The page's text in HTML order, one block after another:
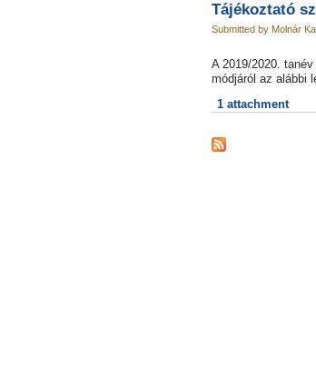
Tájékoztató
Submitted by Molnár
A 2019/2020.
módjáról az alábbi
1 attachment